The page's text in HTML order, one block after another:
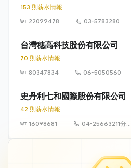
153 則薪水情報
22099478
03-5783280
台灣穗高科技股份有限公司
70 則薪水情報
80347834
06-5050560
史丹利七和國際股份有限公司
42 則薪水情報
16098681
04-25663211分機